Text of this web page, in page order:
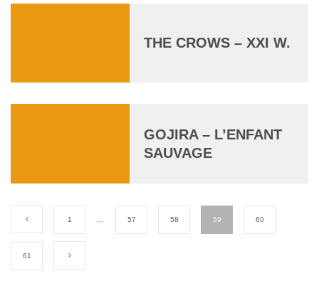
THE CROWS – XXI W.
GOJIRA – L’ENFANT
SAUVAGE
1 57 58 59 60
61